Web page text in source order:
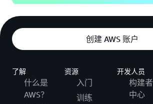
创建 AWS 账户
了解
什么是
AWS？
资源
入门
训练
开发人员
构建者
中心